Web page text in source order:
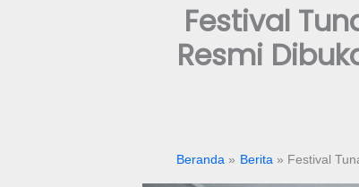
Festival
Resmi
Beranda Berita Festival